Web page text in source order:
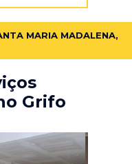
MARIA MADALENA,
Grifo